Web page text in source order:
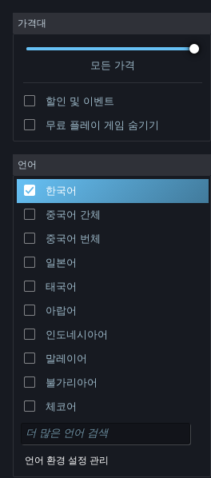
로그인
커뮤니티
정보
지원
언어 변경
Steam 모바일 앱 다운로드
PC 웹사이트 보기
가격대
모든 가격
할인 및 이벤트
무료 플레이 게임 숨기기
언어
한국어
중국어 간체
중국어 번체
일본어
태국어
아랍어
인도네시아어
말레이어
불가리아어
체코어
덴마크어
독일어
언어 환경 설정 관리
개발자: VRotein
정렬 기준 연관성
검색 결과가 3개 있습니다. 환경 설정에 따라
었습니다.
Slice&Dice